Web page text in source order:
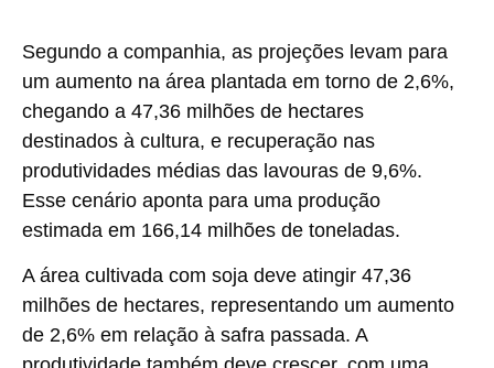
Segundo a companhia, as projeções levam para
um aumento na área plantada em torno de 2,6%,
chegando a 47,36 milhões de hectares
destinados à cultura, e recuperação nas
produtividades médias das lavouras de 9,6%.
Esse cenário aponta para uma produção
estimada em 166,14 milhões de toneladas.
A área cultivada com soja deve atingir 47,36
milhões de hectares, representando um aumento
de 2,6% em relação à safra passada. A